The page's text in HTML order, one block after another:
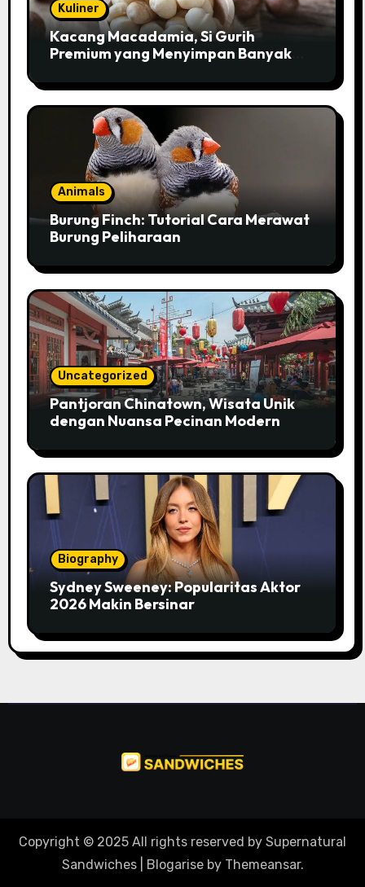
Kuliner
Kacang Macadamia, Si Gurih
Premium yang Menyimpan Banyak
Animals
Burung Finch: Tutorial Cara Merawat
Burung Peliharaan
Uncategorized
Pantjoran Chinatown, Wisata Unik
dengan Nuansa Pecinan Modern
Biography
Sydney Sweeney: Popularitas Aktor
2026 Makin Bersinar
Copyright © 2025 All rights reserved by Supernatural
Sandwiches
Blogariseby Themeansar.